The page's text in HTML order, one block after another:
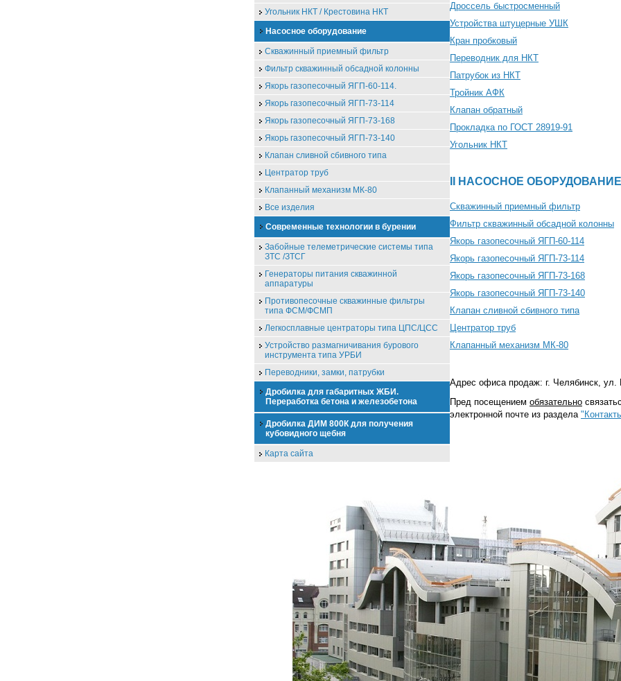
Угольник НКТ / Крестовина НКТ
Насосное оборудование
Скважинный приемный фильтр
Фильтр скважинный обсадной колонны
Якорь газопесочный ЯГП-60-114.
Якорь газопесочный ЯГП-73-114
Якорь газопесочный ЯГП-73-168
Якорь газопесочный ЯГП-73-140
Клапан сливной сбивного типа
Центратор труб
Клапанный механизм МК-80
Все изделия
Современные технологии в бурении
Забойные телеметрические системы типа
ЗТС /ЗТСГ
Генераторы питания скважинной
аппаратуры
Противопесочные скважинные фильтры
типа ФСМ/ФСМП
Легкосплавные центраторы типа ЦПС/ЦСС
Устройство размагничивания бурового
инструмента типа УРБИ
Переводники, замки, патрубки
Дробилка для габаритных ЖБИ.
Переработка бетона и железобетона
Дробилка ДИМ 800К для получения
кубовидного щебня
Карта сайта
Дроссель быстросменный
Устройства штуцерные УШК
Кран пробковый
Переводник для НКТ
Патрубок из НКТ
Тройник АФК
Клапан обратный
Прокладка по ГОСТ 28919-91
Угольник НКТ
II НАСОСНОЕ
Скважинный приемный фильтр
Фильтр скважинный обсадной колонны
Якорь газопесочный ЯГП-60-114
Якорь газопесочный ЯГП-73-114
Якорь газопесочный ЯГП-73-168
Якорь газопесочный ЯГП-73-140
Клапан сливной сбивного типа
Центратор труб
Клапанный механизм МК-80
Адрес офиса продаж: г. Челябинск,
Пред посещением обязательно
электронной почте из раздела